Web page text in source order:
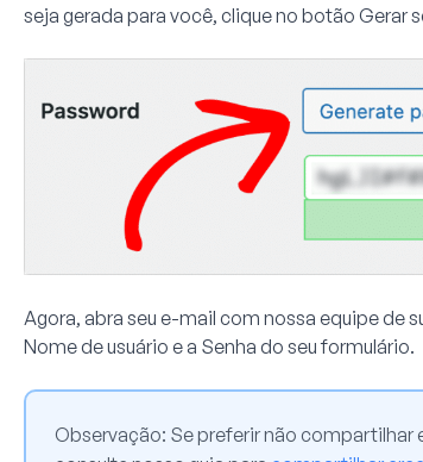
seja gerada para você, clique no botão Gerar
Agora, abra seu e-mail com nossa equipe de
Nome de usuário e a Senha do seu formulário.
Observação: Se preferir não compartilhar